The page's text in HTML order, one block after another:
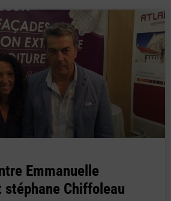
Emmanuelle
stéphane Chiffoleau